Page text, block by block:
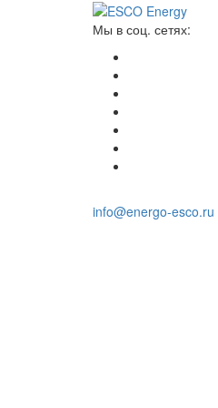
Мы в соц. сетях:
info@energo-esco.ru